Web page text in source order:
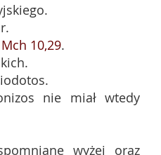
10,29.
nie miał wtedy
wyżej oraz